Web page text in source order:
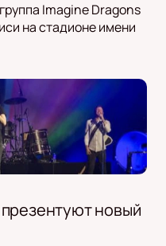
Imagine Dragons
на стадионе имени
новый